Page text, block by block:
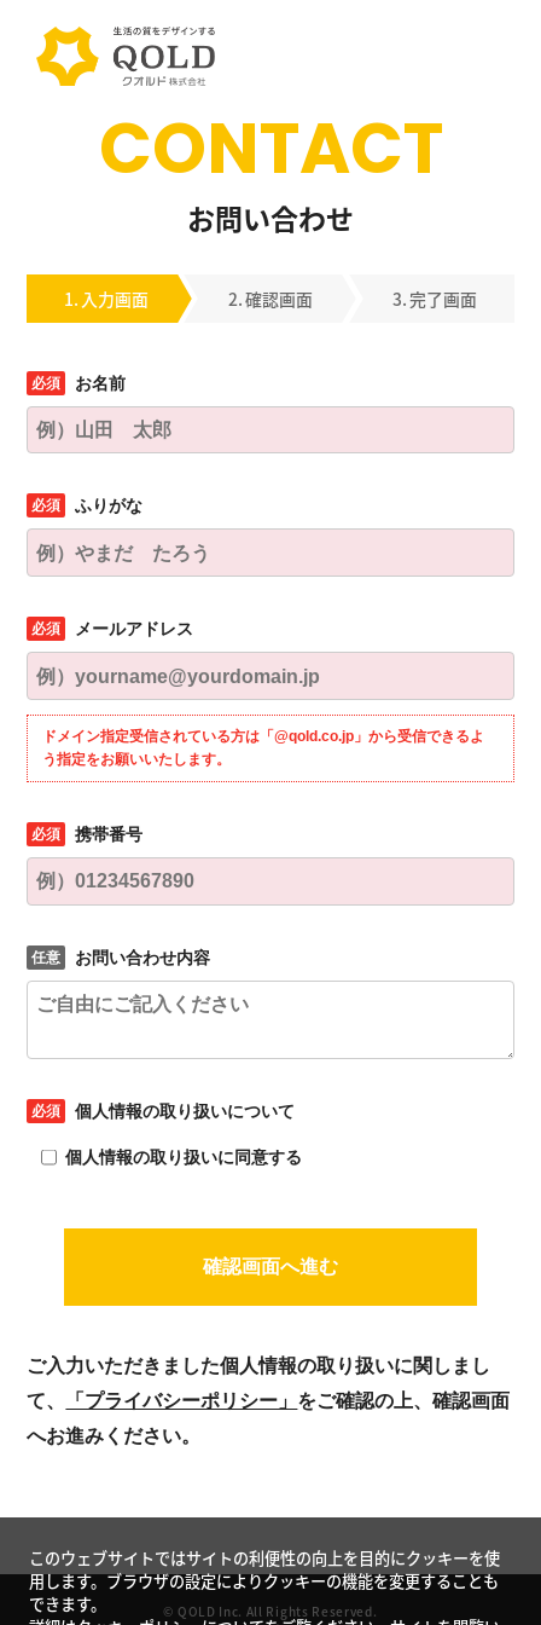
お問い合わせ
CONTACT
入力画面 確認画面 完了画面
お名前
ふりがな
メールアドレス
ドメイン指定受信されている方は「@qold.co.jp」から受信できるよ
う指定をお願いいたします。
携帯番号
お問い合わせ内容
個人情報の取り扱いについて
個人情報の取り扱いに同意する
確認画面へ進む
ご入力いただきました個人情報の取り扱いに関しまし
て、
「プライバシーポリシー」 をご確認の上、確認画面
へお進みください。
© QOLD Inc. All Rights Reserved.
このウェブサイトではサイトの利便性の向上を目的にクッキーを使
用します。ブラウザの設定によりクッキーの機能を変更することも
できます。